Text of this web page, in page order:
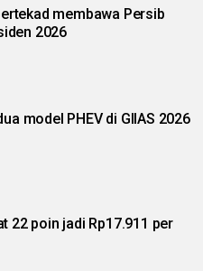
membawa Persib
2026
model PHEV di GIIAS 2026
22 poin jadi Rp17.911 per